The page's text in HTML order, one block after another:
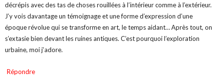
décrépis avec des tas de choses rouillées à l’intérieur comme à l’extérieur.
J’y vois davantage un témoignage et une forme d’expression d’une
époque révolue qui se transforme en art, le temps aidant… Après tout, on
s’extasie bien devant les ruines antiques. C’est pourquoi l’exploration
urbaine, moi j’adore.
Répondre